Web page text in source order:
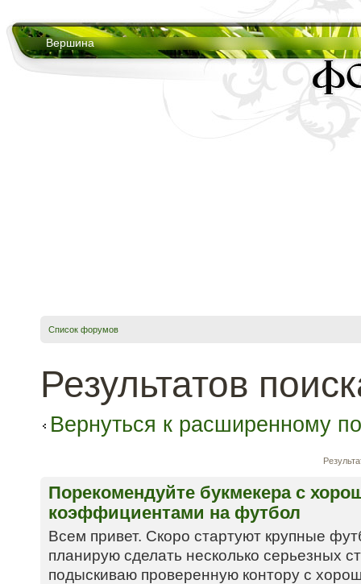
Вершина
Список форумов
Результатов
Вернуться к расширенному
Порекомендуйте букмекера с
коэффициентами на футбол
Всем привет. Скоро стартуют крупные
планирую сделать несколько серьезных
подыскиваю проверенную контору с